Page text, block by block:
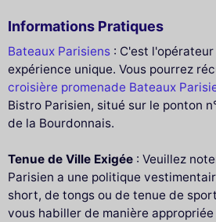
Informations Pratiques
Bateaux Parisiens : C'est
expérience unique. Vous pourrez
croisière promenade Bateaux
Bistro Parisien, situé sur le ponton
de la Bourdonnais.
Tenue de Ville Exigée : Veuillez
Parisien a une politique
short, de tongs ou de tenue de
vous habiller de manière